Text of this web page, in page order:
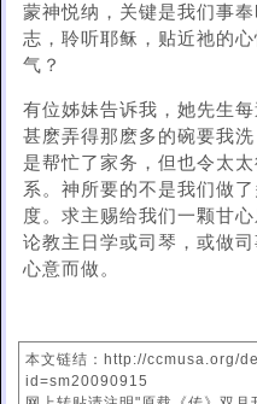
蒙神悦纳，关键是我们事
志，聆听耶稣，贴近祂的
气？
有位姊妹告诉我，她先生
甚麽弄得那麽多的碗要我
是帮忙了家务，但也令太
系。神所要的不是我们做
度。求主赐给我们一颗甘
论教主日学或司琴，或做
心意而做。
本文链结：http://ccmusa.org/
id=sm20090915